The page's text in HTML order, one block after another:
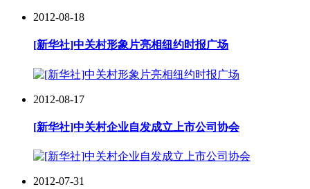
2012-08-18
[新华社]中关村形象片亮相纽约时报广场
2012-08-17
[新华社]中关村企业自发成立上市公司协会
2012-07-31